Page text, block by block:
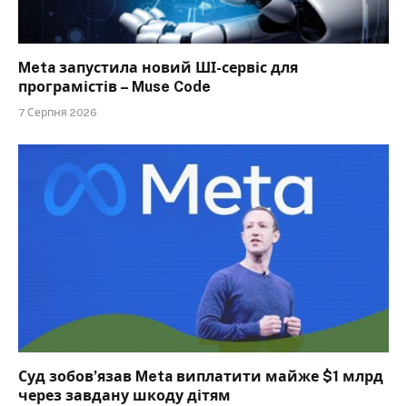
Meta запустила новий ШІ-сервіс для
програмістів – Muse Code
7 Серпня 2026
Суд зобов’язав Meta виплатити майже $1 млрд
через завдану шкоду дітям